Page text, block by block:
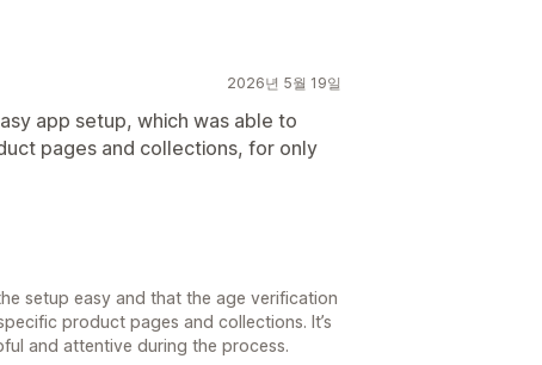
2026년 5월 19일
app setup, which was able to
pages and collections, for only
setup easy and that the age verification
product pages and collections. It’s
and attentive during the process.